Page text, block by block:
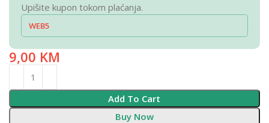
Upišite kupon tokom plaćanja.
WEB5
9,00 KM
Add To Cart
Buy Now